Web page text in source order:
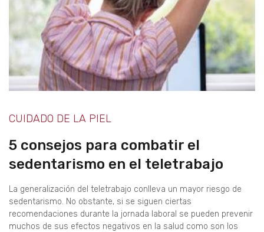
CUIDADO DE LA PIEL
5 consejos para combatir el
sedentarismo en el teletrabajo
La generalización del teletrabajo conlleva un mayor riesgo de
sedentarismo. No obstante, si se siguen ciertas
recomendaciones durante la jornada laboral se pueden prevenir
muchos de sus efectos negativos en la salud como son los